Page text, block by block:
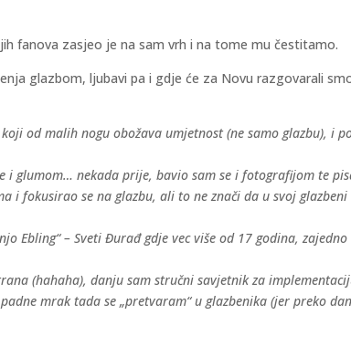
fanova zasjeo je na sam vrh i na tome mu čestitamo.
glazbom, ljubavi pa i gdje će za Novu razgovarali
od malih nogu obožava umjetnost (ne samo glazbu), i
i glumom… nekada prije, bavio sam se i fotografijom te
fokusirao se na glazbu, ali to ne znači da u svoj
Ebling“ – Sveti Đurađ gdje vec više od 17 godina,
(hahaha), danju sam stručni savjetnik za
mrak tada se „pretvaram“ u glazbenika (jer preko